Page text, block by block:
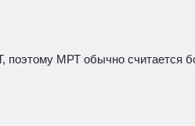
поэтому МРТ обычно считается